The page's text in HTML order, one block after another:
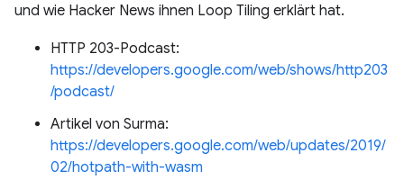
und wie Hacker News ihnen Loop Tiling erklärt hat.
HTTP 203-Podcast:
https://developers.google.com/web/shows/http203
/podcast/
Artikel von Surma:
https://developers.google.com/web/updates/2019/
02/hotpath-with-wasm